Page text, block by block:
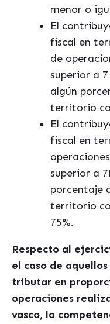
menor o
El
fiscal en
de
superior a
algún
territorio
El
fiscal en
superior a
porcentaje
territorio
75%.
Respecto al
el caso de
tributar en
operaciones
vasco, la